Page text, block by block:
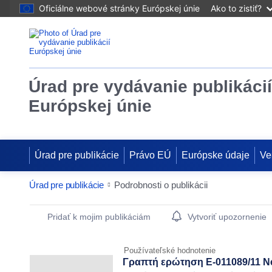
Oficiálne webové stránky Európskej únie Ako to zistiť?
Úrad pre vydávanie publikácií
Európskej únie
Úrad pre publikácie Právo EÚ Európske údaje
Úrad pre publikácie Podrobnosti o publikácii
Publication Detail Actions Portlet
Pridať k mojim publikáciám Vytvoriť upozornenie
Používateľské hodnotenie
Γραπτή ερώτηση E-011089/11